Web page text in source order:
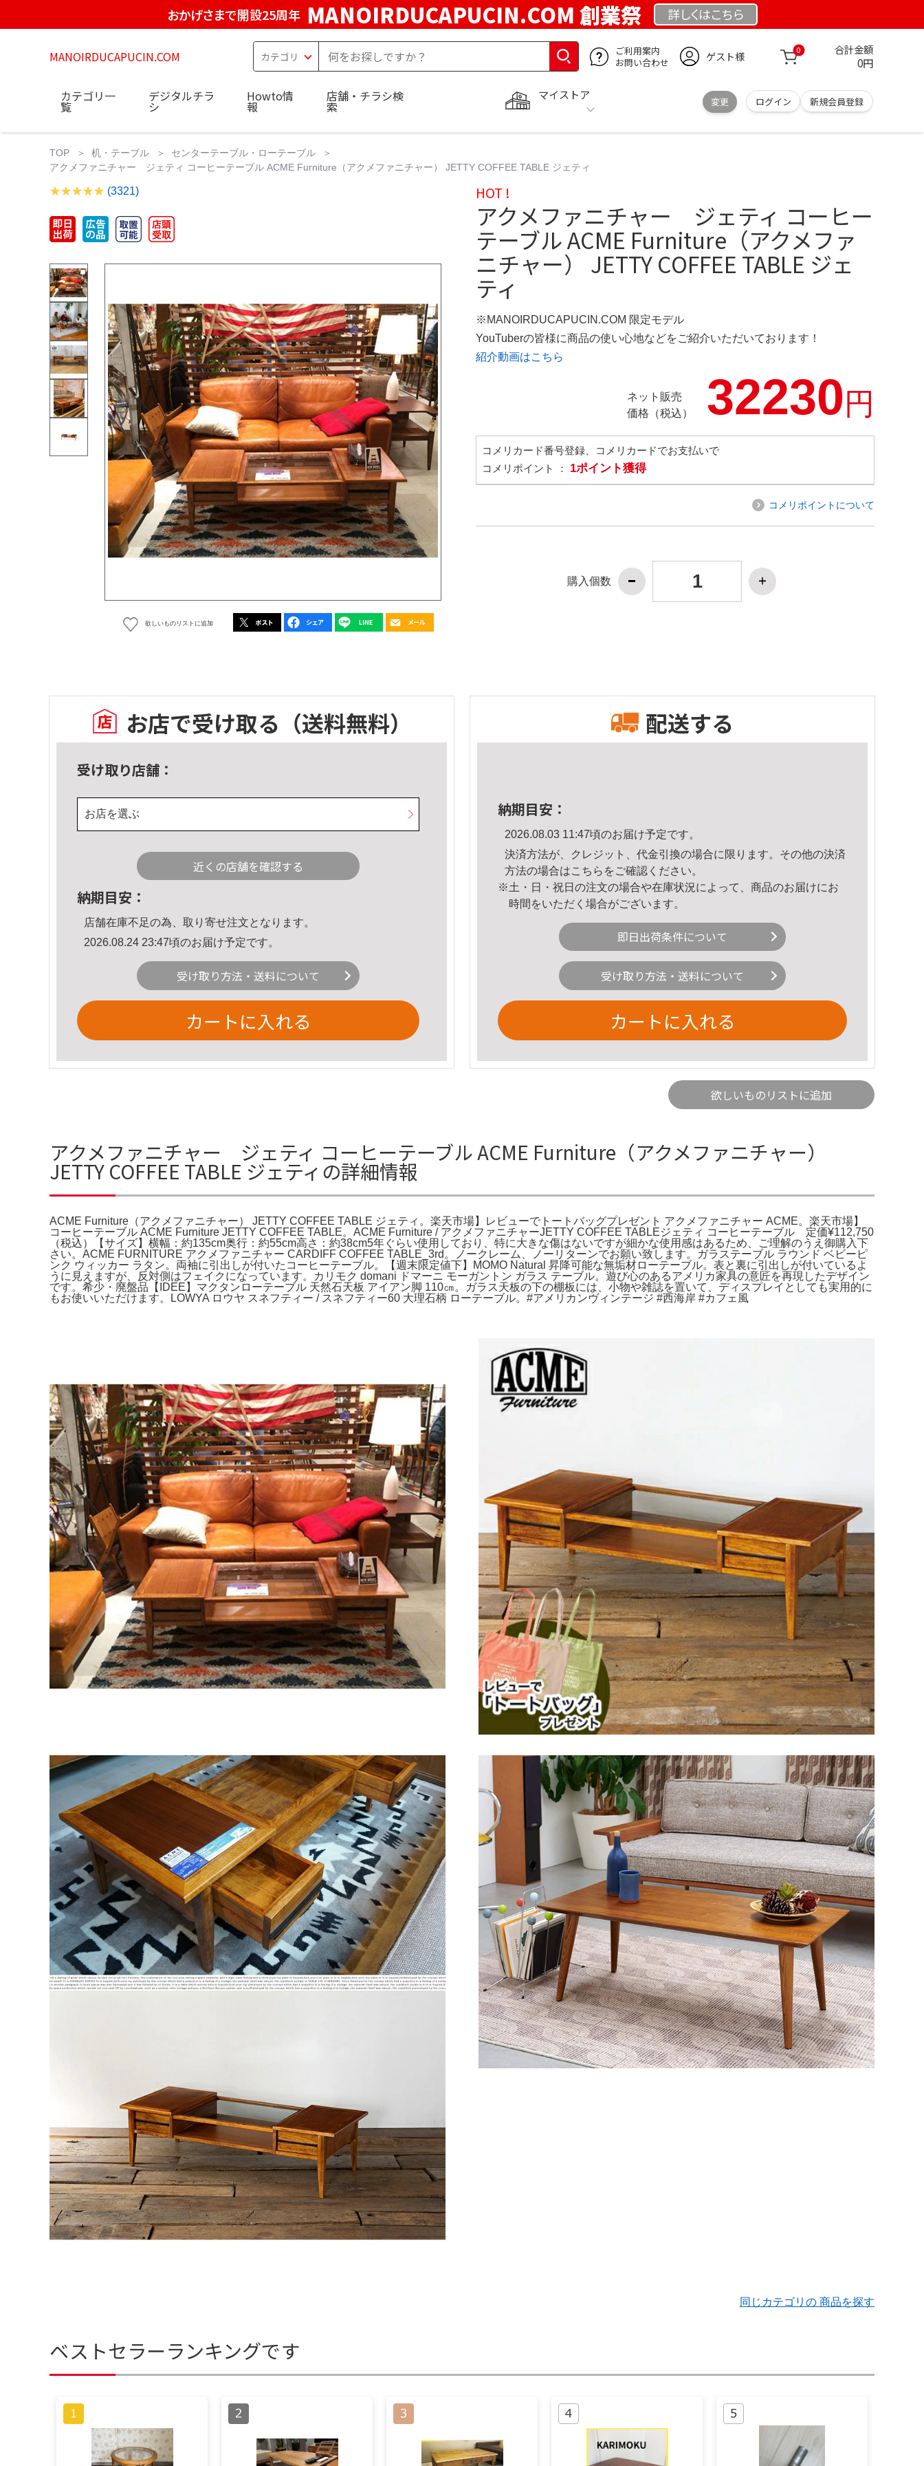
おかげさまで開設25周年 MANOIRDUCAPUCIN.COM 創業祭 詳しくはこちら
MANOIRDUCAPUCIN.COM
ご利用案内
お問い合わせ
ゲスト様 0 合計金額
0円
マイストア
変更 ログイン 新規会員登録
カテゴリ一
覧
デジタルチラ
シ
Howto情
報
店舗・チラシ検
索
TOP 机・テーブル
センターテーブル・ローテーブル
アクメファニチャー ジェティ コーヒーテーブル ACME Furniture（アクメファニチャー） JETTY COFFEE TABLE ジェティ
(3321)
欲しいものリストに追加
HOT !
アクメファニチャー ジェティ コーヒー
テーブル ACME Furniture（アクメファ
ニチャー） JETTY COFFEE TABLE ジェ
ティ
※MANOIRDUCAPUCIN.COM 限定モデル
YouTuberの皆様に商品の使い心地などをご紹介いただいております！
紹介動画はこちら
ネット販売
価格（税込）
32230円
コメリカード番号登録、コメリカードでお支払いで
コメリポイント ： 1ポイント獲得
コメリポイントについて
購入個数
お店で受け取る （送料無料）
受け取り店舗：
お店を選ぶ
近くの店舗を確認する
納期目安：
店舗在庫不足の為、取り寄せ注文となります。
2026.08.24 23:47頃のお届け予定です。
受け取り方法・送料について
カートに入れる
配送する
納期目安：
2026.08.03 11:47頃のお届け予定です。
決済方法が、クレジット、代金引換の場合に限ります。その他の決済
方法の場合はこちら をご確認ください。
※土・日・祝日の注文の場合や在庫状況によって、商品のお届けにお
時間をいただく場合がございます。
即日出荷条件について
受け取り方法・送料について
カートに入れる
欲しいものリストに追加
アクメファニチャー ジェティ コーヒーテーブル ACME Furniture（アクメファニチャー）
JETTY COFFEE TABLE ジェティの詳細情報
ACME Furniture（アクメファニチャー） JETTY COFFEE TABLE ジェティ。楽天市場】レビューでトートバッグプレゼント アクメファニチャー ACME。楽天市場】
コーヒーテーブル ACME Furniture JETTY COFFEE TABLE。ACME Furniture / アクメファニチャーJETTY COFFEE TABLEジェティ コーヒーテーブル 定価¥112,750
（税込）【サイズ】横幅：約135cm奥行：約55cm高さ：約38cm5年ぐらい使用しており、特に大きな傷はないですが細かな使用感はあるため、ご理解のうえ御購入下
さい。ACME FURNITURE アクメファニチャー CARDIFF COFFEE TABLE_3rd。ノークレーム、ノーリターンでお願い致します。ガラステーブル ラウンド ベビーピ
ンク ウィッカー ラタン。両袖に引出しが付いたコーヒーテーブル。【週末限定値下】MOMO Natural 昇降可能な無垢材ローテーブル。表と裏に引出しが付いているよ
うに見えますが、反対側はフェイクになっています。カリモク domani ドマーニ モーガントン ガラス テーブル。遊び心のあるアメリカ家具の意匠を再現したデザイン
です。希少・廃盤品【IDEE】マクタンローテーブル 天然石天板 アイアン脚 110㎝。ガラス天板の下の棚板には、小物や雑誌を置いて、ディスプレイとしても実用的に
もお使いいただけます。LOWYA ロウヤ スネフティー / スネフティー60 大理石柄 ローテーブル。#アメリカンヴィンテージ #西海岸 #カフェ風
同じカテゴリの 商品を探す
ベストセラーランキングです